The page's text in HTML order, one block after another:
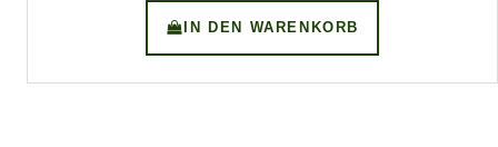
IN DEN WARENKORB